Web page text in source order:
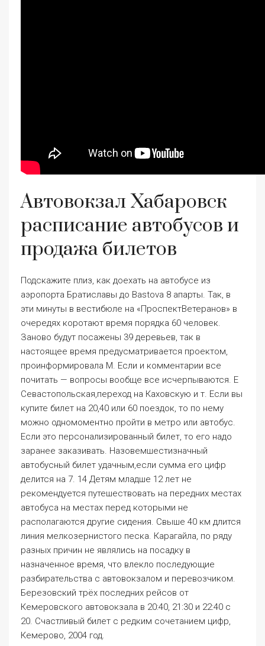
Автовокзал Хабаровск
расписание автобусов и
продажа билетов
Подскажите плиз, как доехать на автобусе из
аэропорта Братиславы до Bastova 8 апарты. Так, в
эти минуты в вестибюле на «ПроспектВетеранов» в
очередях коротают время порядка 60 человек.
Заново будут посажены 39 деревьев, так в
настоящее время предусматривается проектом,
проинформировала М. Если и комментарии все
почитать — вопросы вообще все исчерпываются. Е
Севастопольская,переход на Каховскую и т. Если вы
купите билет на 20,40 или 60 поездок, то по нему
можно одномоментно пройти в метро или автобус.
Если это персонализированный билет, то его надо
заранее заказивать. Назовемшестизначный
автобусный билет удачным,если сумма его цифр
делится на 7. 14 Детям младше 12 лет не
рекомендуется путешествовать на передних местах
автобуса на местах перед которыми не
располагаются другие сидения. Свыше 40 км длится
линия мелкозернистого песка. Карагайла, по ряду
разных причин не являлись на посадку в
назначенное время, что влекло последующие
разбирательства с автовокзалом и перевозчиком.
Березовский трёх последних рейсов от
Кемеровского автовокзала в 20:40, 21:30 и 22:40 с
20. Счастливый билет с редким сочетанием цифр,
Кемерово, 2004 год.